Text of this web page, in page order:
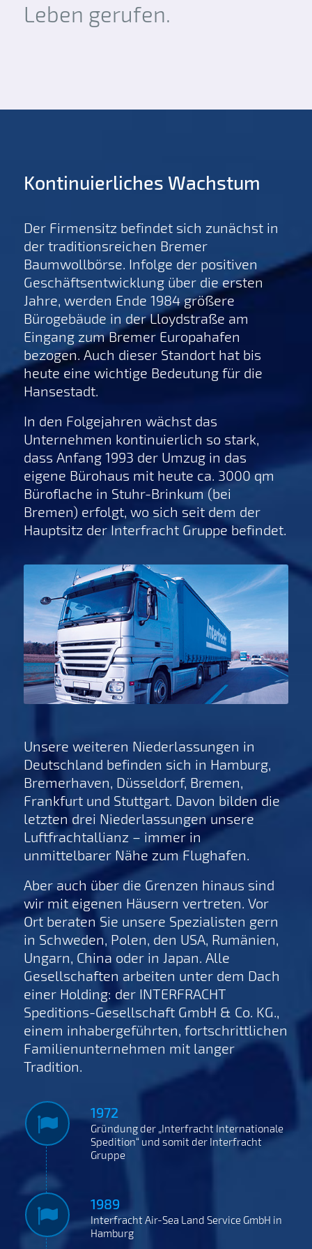
Leben gerufen.
Kontinuierliches Wachstum
Der Firmensitz befindet sich zunächst in
der traditionsreichen Bremer
Baumwollbörse. Infolge der positiven
Geschäftsentwicklung über die ersten
Jahre, werden Ende 1984 größere
Bürogebäude in der Lloydstraße am
Eingang zum Bremer Europahafen
bezogen. Auch dieser Standort hat bis
heute eine wichtige Bedeutung für die
Hansestadt.
In den Folgejahren wächst das
Unternehmen kontinuierlich so stark,
dass Anfang 1993 der Umzug in das
eigene Bürohaus mit heute ca. 3000 qm
Büroflache in Stuhr-Brinkum (bei
Bremen) erfolgt, wo sich seit dem der
Hauptsitz der Interfracht Gruppe befindet.
Unsere weiteren Niederlassungen in
Deutschland befinden sich in Hamburg,
Bremerhaven, Düsseldorf, Bremen,
Frankfurt und Stuttgart. Davon bilden die
letzten drei Niederlassungen unsere
Luftfrachtallianz – immer in
unmittelbarer Nähe zum Flughafen.
Aber auch über die Grenzen hinaus sind
wir mit eigenen Häusern vertreten. Vor
Ort beraten Sie unsere Spezialisten gern
in Schweden, Polen, den USA, Rumänien,
Ungarn, China oder in Japan. Alle
Gesellschaften arbeiten unter dem Dach
einer Holding: der INTERFRACHT
Speditions-Gesellschaft GmbH & Co. KG.,
einem inhabergeführten, fortschrittlichen
Familienunternehmen mit langer
Tradition.
1972
Gründung der „Interfracht Internationale
Spedition“ und somit der Interfracht
Gruppe
1989
Interfracht Air-Sea Land Service GmbH in
Hamburg